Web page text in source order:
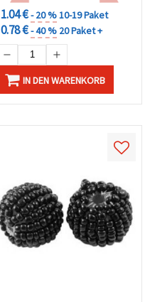
1.04 €- 20 %10-19 Paket
0.78 €- 40 % 20 Paket +
IN DEN WARENKORB